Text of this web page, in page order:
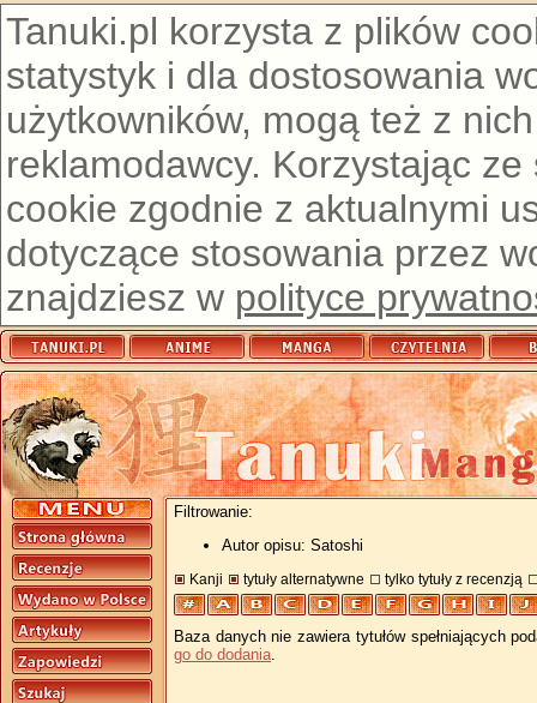
Tanuki.pl korzysta z plików
statystyk i dla dostosowania
użytkowników, mogą też z
reklamodawcy. Korzystając
cookie zgodnie z aktualnymi
dotyczące stosowania przez
znajdziesz w polityce
Filtrowanie:
Autor opisu: Satoshi
Kanji tytuły alternatywne tylko tytuły z recenzją
Baza danych nie zawiera tytułów spełniających
go do dodania.